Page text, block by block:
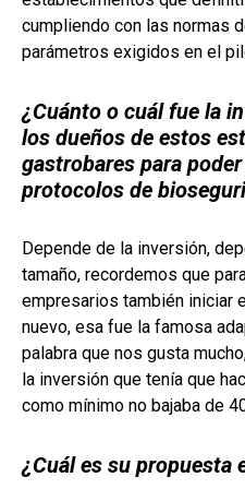
cumpliendo con las normas
parámetros exigidos en el
¿Cuánto o cuál fue la
los dueños de estos
gastrobares para
protocolos de
Depende de la inversión,
tamaño, recordemos que
empresarios también iniciar
nuevo, esa fue la famosa
palabra que nos gusta
la inversión que tenía que
como mínimo no bajaba de
¿Cuál es su propuesta